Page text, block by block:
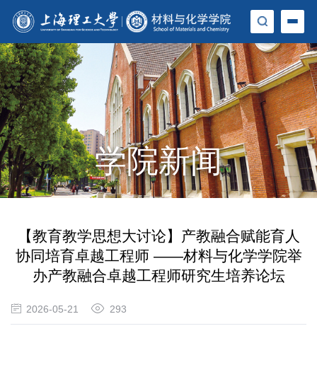
学院新闻
【教育教学思想大讨论】产教融合赋能育人
协同培育卓越工程师 ——材料与化学学院举
办产教融合卓越工程师研究生培养论坛
2026-05-21 293